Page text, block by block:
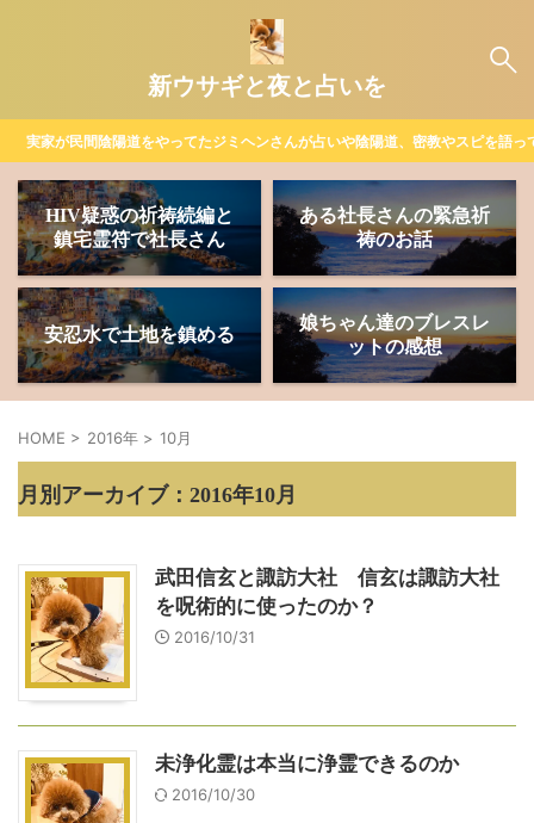
新ウサギと夜と占いを
実家が民間陰陽道をやってたジミヘンさんが占いや陰陽道、密教やスピを語
HIV疑惑の祈祷続編と
鎮宅霊符で社長さん
ある社長さんの緊急祈
祷のお話
安忍水で土地を鎮める
娘ちゃん達のブレスレ
ットの感想
HOME > 2016年 > 10月
月別アーカイブ：2016年10月
武田信玄と諏訪大社 信玄は諏訪大社
を呪術的に使ったのか？
2016/10/31
未浄化霊は本当に浄霊できるのか
2016/10/30